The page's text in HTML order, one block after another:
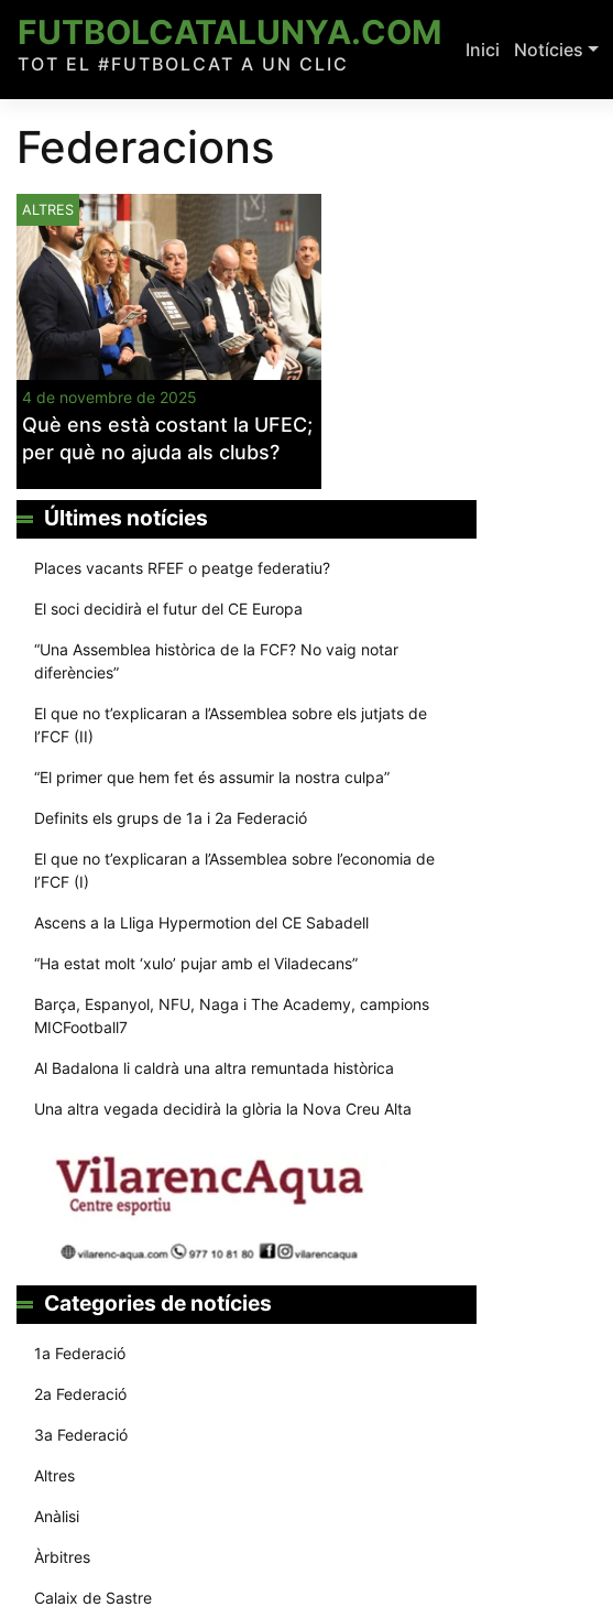
content
FUTBOLCATALUNYA.COM
TOT EL #FUTBOLCAT A UN CLIC
Inici Notícies
Federacions
ALTRES
4 de novembre de 2025
Què ens està costant la UFEC;
per què no ajuda als clubs?
Últimes notícies
Places vacants RFEF o peatge federatiu?
El soci decidirà el futur del CE Europa
“Una Assemblea històrica de la FCF? No vaig notar
diferències”
El que no t’explicaran a l’Assemblea sobre els jutjats de
l’FCF (II)
“El primer que hem fet és assumir la nostra culpa”
Definits els grups de 1a i 2a Federació
El que no t’explicaran a l’Assemblea sobre l’economia de
l’FCF (I)
Ascens a la Lliga Hypermotion del CE Sabadell
“Ha estat molt ‘xulo’ pujar amb el Viladecans”
Barça, Espanyol, NFU, Naga i The Academy, campions
MICFootball7
Al Badalona li caldrà una altra remuntada històrica
Una altra vegada decidirà la glòria la Nova Creu Alta
Categories de notícies
1a Federació
2a Federació
3a Federació
Altres
Anàlisi
Àrbitres
Calaix de Sastre